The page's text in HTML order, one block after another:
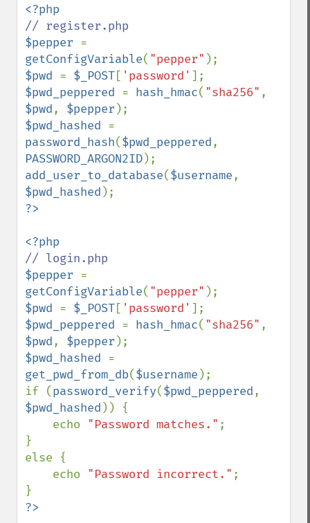
$pepper
getConfigVariable( "pepper"
$pwd = $_POST[ 'password'
$pwd_peppered = hash_hmac( "sha256"
$pwd, $pepper
$pwd_hashed
password_hash($pwd_peppered
PASSWORD_ARGON2ID
add_user_to_database($username
$pwd_hashed
$pepper
getConfigVariable( "pepper"
$pwd = $_POST[ 'password'
$pwd_peppered = hash_hmac( "sha256"
$pwd, $pepper
$pwd_hashed
get_pwd_from_db($username );
if (password_verify($pwd_peppered
$pwd_hashed )) {
    echo
"Password matches." ;
}
else {
    echo
"Password incorrect." ;